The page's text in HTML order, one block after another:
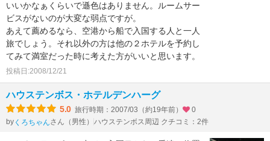
いいかなぁくらいで遜色はありません。ルームサー
ビスがないのが大変な弱点ですが。
あえて薦めるなら、空港から船で入国する人と一人
旅でしょう。それ以外の方は他の２ホテルを予約し
てみて満室だった時に考えた方がいいと思います。
投稿日:2008/12/21
ハウステンボス・ホテルデンハーグ
5.0 旅行時期：2007/03（約19年前）
0
by くろちゃんさん（男性） ハウステンボス周辺 クチコミ：2件